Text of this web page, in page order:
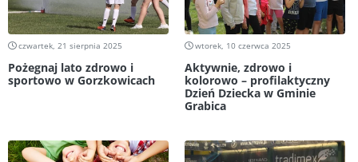
czwartek, 21 sierpnia 2025
Pożegnaj lato zdrowo i
sportowo w Gorzkowicach
wtorek, 10 czerwca 2025
Aktywnie, zdrowo i
kolorowo – profilaktyczny
Dzień Dziecka w Gminie
Grabica